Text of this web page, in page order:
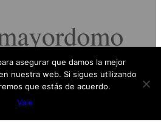
Mayordomo 2024
asegurar que damos la mejor
nuestra web. Si sigues utilizando
que estás de acuerdo.
Vale